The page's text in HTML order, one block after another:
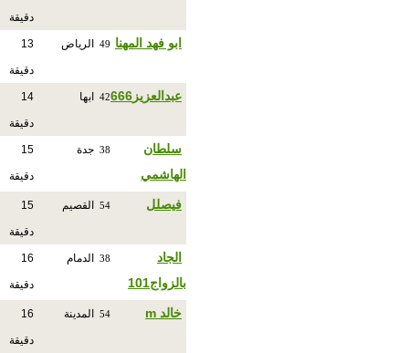
دقيقة
ابو فهد المهنا 49 الرياض 13
دقيقة
عبدالعزيز666 42 ابها 14
دقيقة
سلطان
الهاشمي
38 جدة 15
دقيقة
فيصلل 54 القصيم 15
دقيقة
الجاد
بالزواج101
38 الدمام 16
دقيقة
خالد m 54 المدينة 16
دقيقة